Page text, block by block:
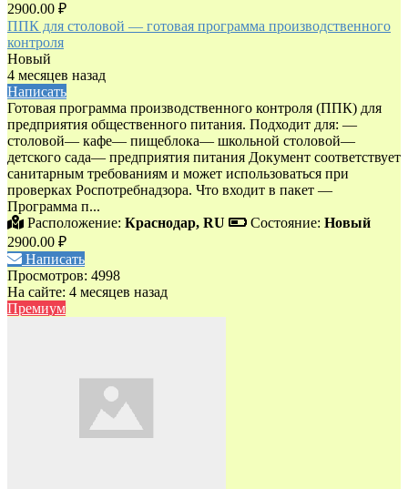
2900.00 ₽
ППК для столовой — готовая программа производственного
контроля
Новый
4 месяцев назад
Написать
Готовая программа производственного контроля (ППК) для
предприятия общественного питания. Подходит для: —
столовой— кафе— пищеблока— школьной столовой—
детского сада— предприятия питания Документ соответствует
санитарным требованиям и может использоваться при
проверках Роспотребнадзора. Что входит в пакет —
Программа п...
Расположение: Краснодар, RU Состояние: Новый
2900.00 ₽
Написать
Просмотров: 4998
На сайте: 4 месяцев назад
Премиум